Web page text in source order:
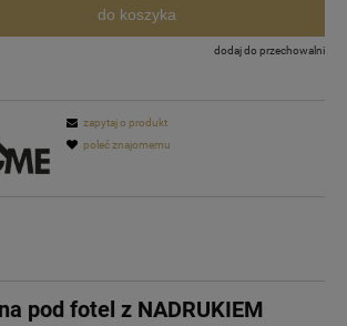
do koszyka
dodaj do przechowalni
zapytaj o produkt
poleć znajomemu
pod fotel z NADRUKIEM